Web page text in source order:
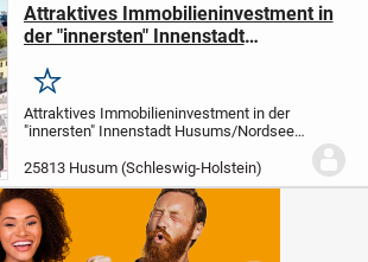
Attraktives Immobilieninvestment in
der "innersten" Innenstadt
Merken
Attraktives Immobilieninvestment in der
"innersten" Innenstadt Husums/Nordsee,
eine renommierte Zahnarztpraxis - und 3
Wohnungen, Teilkeller, alle Einheiten gut...
25813 Husum (Schleswig-Holstein)